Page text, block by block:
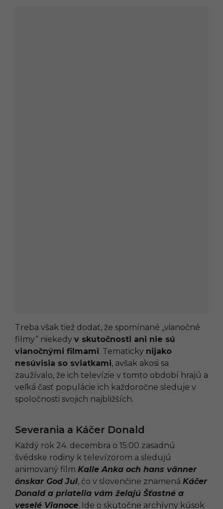
Treba však tiež dodať, že spomínané „vianočné
filmy“ niekedy v skutočnosti ani nie sú
vianočnými filmami. Tematicky nijako
nesúvisia so sviatkami, avšak akosi sa
zaužívalo, že ich televízie v tomto období hrajú a
veľká časť populácie ich každoročne sleduje v
spoločnosti svojich najbližších.
Severania a Káčer Donald
Každý rok 24. decembra o 15:00 zasadnú
švédske rodiny k televízorom a sledujú
animovaný film Kalle Anka och hans vänner
önskar God Jul, čo v slovenčine znamená Káčer
Donald a priatelia vám želajú Šťastné a
veselé Vianoce. Ide o skutočne archívny kúsok